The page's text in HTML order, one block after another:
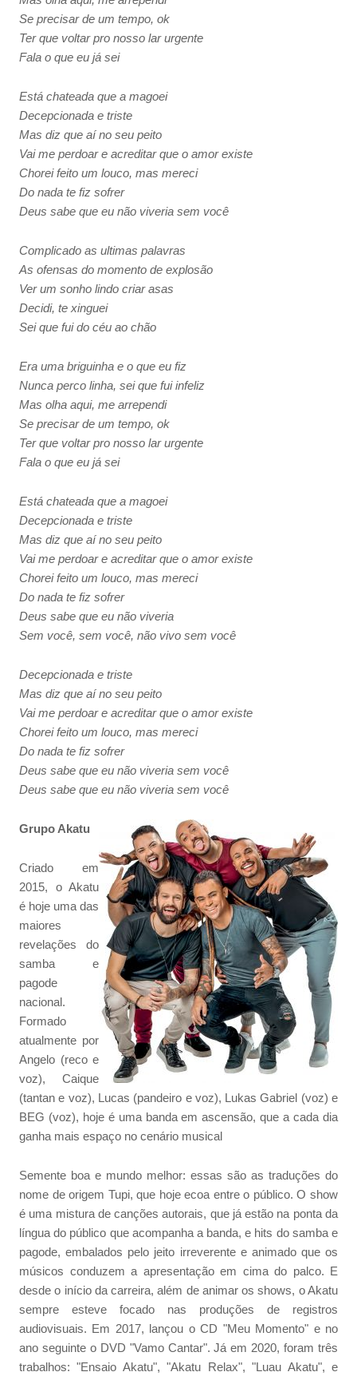
Se precisar de um tempo, ok
Ter que voltar pro nosso lar urgente
Fala o que eu já sei
Está chateada que a magoei
Decepcionada e triste
Mas diz que aí no seu peito
Vai me perdoar e acreditar que o amor existe
Chorei feito um louco, mas mereci
Do nada te fiz sofrer
Deus sabe que eu não viveria sem você
Complicado as ultimas palavras
As ofensas do momento de explosão
Ver um sonho lindo criar asas
Decidi, te xinguei
Sei que fui do céu ao chão
Era uma briguinha e o que eu fiz
Nunca perco linha, sei que fui infeliz
Mas olha aqui, me arrependi
Se precisar de um tempo, ok
Ter que voltar pro nosso lar urgente
Fala o que eu já sei
Está chateada que a magoei
Decepcionada e triste
Mas diz que aí no seu peito
Vai me perdoar e acreditar que o amor existe
Chorei feito um louco, mas mereci
Do nada te fiz sofrer
Deus sabe que eu não viveria
Sem você, sem você, não vivo sem você
Decepcionada e triste
Mas diz que aí no seu peito
Vai me perdoar e acreditar que o amor existe
Chorei feito um louco, mas mereci
Do nada te fiz sofrer
Deus sabe que eu não viveria sem você
Deus sabe que eu não viveria sem você
Grupo Akatu
Criado em
2015, o Akatu
é hoje uma das
maiores
revelações do
samba e
pagode
nacional.
Formado
atualmente por
Angelo (reco e
voz), Caique
(tantan e voz), Lucas (pandeiro e voz), Lukas Gabriel (voz) e
BEG (voz), hoje é uma banda em ascensão, que a cada dia
ganha mais espaço no cenário musical
Semente boa e mundo melhor: essas são as traduções do
nome de origem Tupi, que hoje ecoa entre o público. O show
é uma mistura de canções autorais, que já estão na ponta da
língua do público que acompanha a banda, e hits do samba e
pagode, embalados pelo jeito irreverente e animado que os
músicos conduzem a apresentação em cima do palco. E
desde o início da carreira, além de animar os shows, o Akatu
sempre esteve focado nas produções de registros
audiovisuais. Em 2017, lançou o CD "Meu Momento" e no
ano seguinte o DVD "Vamo Cantar". Já em 2020, foram três
trabalhos: "Ensaio Akatu", "Akatu Relax", "Luau Akatu", e